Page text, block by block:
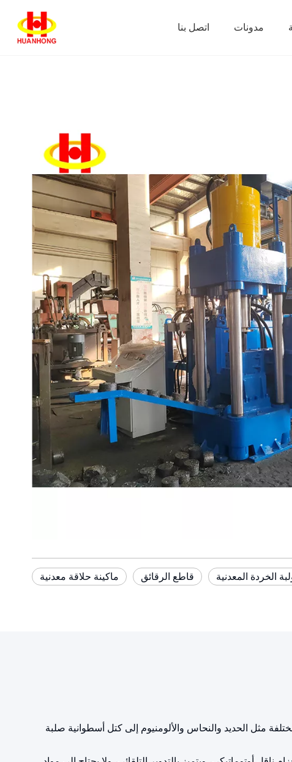
اتصل بنا مدونات
ماكينة حلاقة معدنية قاطع الرقائق الخردة المعدنية
قصاصات معدنية مختلفة مثل الحديد والنحاس والألومنيوم إلى كتل أسطوانية صلبة